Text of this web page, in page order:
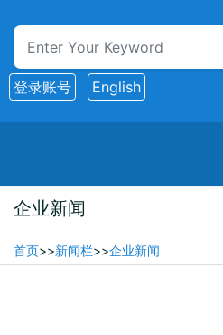
登录账号 English
企业新闻
首页>>新闻栏>>企业新闻